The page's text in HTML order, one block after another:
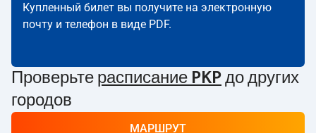
Купленный билет вы получите на электронную
почту и телефон в виде PDF.
Проверьте расписание PKP до других
городов
МАРШРУТ